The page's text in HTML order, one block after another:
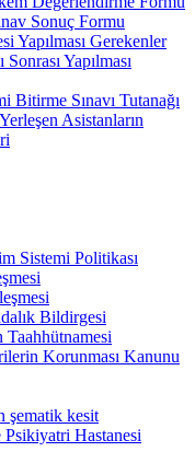
Sonuç Formu
Yapılması Gerekenler
Yapılması
Bitirme Sınavı Tutanağı
Asistanların
Sistemi Politikası
Bildirgesi
Korunması Kanunu
şematik kesit
Hastanesi